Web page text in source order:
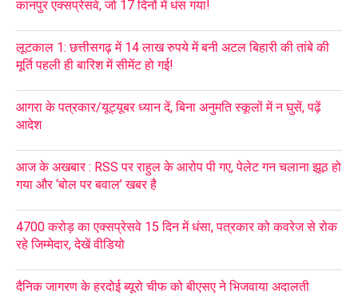
कानपुर एक्सप्रेसवे, जो 17 दिनों में धंस गया!
लूटकाल 1: छत्तीसगढ़ में 14 लाख रुपये में बनी अटल बिहारी की तांबे की
मूर्ति पहली ही बारिश में सीमेंट हो गई!
आगरा के पत्रकार/यूट्यूबर ध्यान दें, बिना अनुमति स्कूलों में न घुसें, पढ़ें
आदेश
आज के अखबार : RSS पर राहुल के आरोप पी गए, पेलेट गन चलाना झूठ हो
गया और ‘बोल पर बवाल’ खबर है
4700 करोड़ का एक्सप्रेसवे 15 दिन में धंसा, पत्रकार को कवरेज से रोक
रहे जिम्मेदार, देखें वीडियो
दैनिक जागरण के हरदोई ब्यूरो चीफ को बीएसए ने भिजवाया अदालती